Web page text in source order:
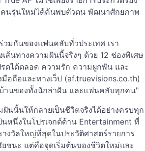
คนรุ่นใหม่ได้ค้นพบตัวตน พัฒนาศักยภาพ
มกันของแฟนคลับทั่วประเทศ เรา
ส้นทางความฝันนี้จริงๆ ด้วย 12 ช่องพิเศษ
ได้ตลอด ความรัก ความผูกพัน และ
อถือและทางเว็ป (af.truevisions.co.th)
านของทั้งนักล่าฝัน และแฟนคลับทุกคน"
นนั้นให้กลายเป็นชีวิตจริงได้อย่างครบทุก
นหนึ่งในโปรเจกต์ด้าน Entertainment ที่
งวัลใหญ่ที่สุดในประวัติศาสตร์รายการ
ยชนะ แต่คือจุดเริ่มต้นของชีวิตใหม่และ